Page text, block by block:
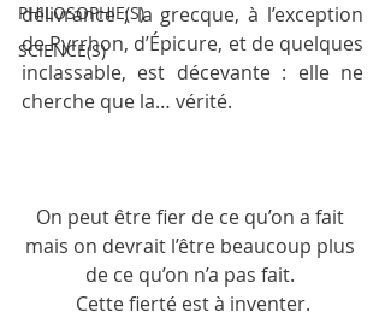
PHILOSOPHIE(S)
SCIENCE(S)
délivrance ; la grecque, à l’exception
de Pyrrhon, d’Épicure, et de quelques
inclassable, est décevante : elle ne
cherche que la… vérité.
On peut être fier de ce qu’on a fait
mais on devrait l’être beaucoup plus
de ce qu’on n’a pas fait.
Cette fierté est à inventer.